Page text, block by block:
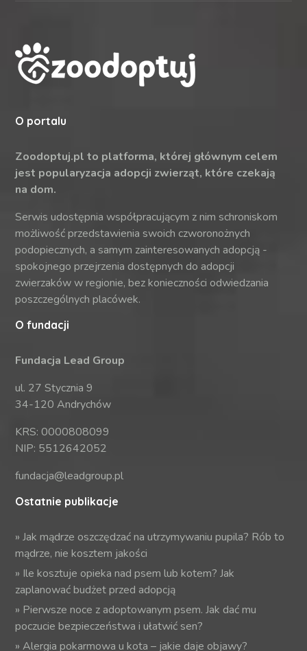
O portalu
Zoodoptuj.pl to platforma, której głównym celem
jest popularyzacja adopcji zwierząt, które czekają
na dom.
Serwis udostępnia współpracującym z nim schroniskom
możliwość przedstawienia swoich czworonożnych
podopiecznych, a samym zainteresowanych adopcją -
spokojnego przejrzenia dostępnych do adopcji
zwierzaków w regionie, bez konieczności odwiedzania
poszczególnych placówek.
O fundacji
Fundacja Lead Group
ul. 27 Stycznia 9
34-120 Andrychów
KRS: 0000808099
NIP: 5512642052
fundacja@leadgroup.pl
Ostatnie publikacje
»Jak mądrze oszczędzać na utrzymywaniu pupila? Rób to
mądrze, nie kosztem jakości
» Ile kosztuje opieka nad psem lub kotem? Jak
zaplanować budżet przed adopcją
» Pierwsze noce z adoptowanym psem. Jak dać mu
poczucie bezpieczeństwa i ułatwić sen?
»Alergia pokarmowa u kota – jakie daje objawy?